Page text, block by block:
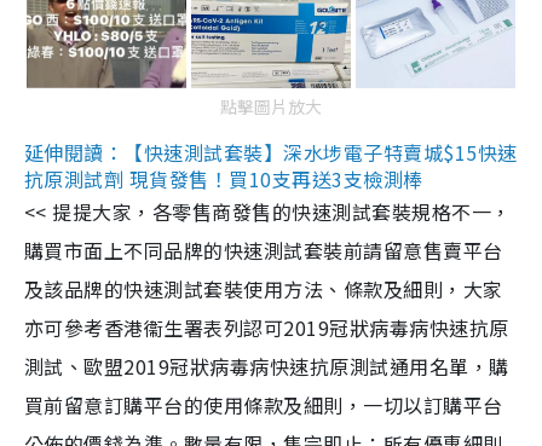
點擊圖片放大
延伸閱讀：【快速測試套裝】深水埗電子特賣城$15快速
抗原測試劑 現貨發售！買10支再送3支檢測棒
<< 提提大家，各零售商發售的快速測試套裝規格不一，
購買市面上不同品牌的快速測試套裝前請留意售賣平台
及該品牌的快速測試套裝使用方法、條款及細則，大家
亦可參考香港衞生署表列認可2019冠狀病毒病快速抗原
測試、歐盟2019冠狀病毒病快速抗原測試通用名單，購
買前留意訂購平台的使用條款及細則，一切以訂購平台